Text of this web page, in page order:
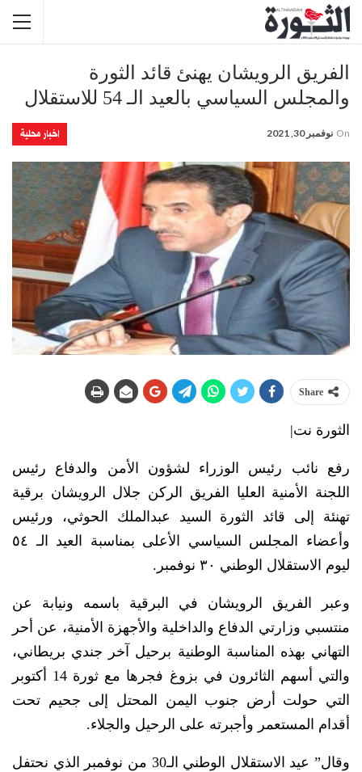
الفريق الرويشان يهنئ قائد الثورة
والمجلس السياسي بالعيد الـ 54 للاستقلال
اخبار محلية On نوفمبر 30, 2021
Share
الثورة نت|
رفع نائب رئيس الوزراء لشؤون الأمن والدفاع رئيس
اللجنة الأمنية العليا الفريق الركن جلال الرويشان برقية
تهنئة إلى قائد الثورة السيد عبدالملك الحوثي، ورئيس
وأعضاء المجلس السياسي الأعلى بمناسبة العيد الـ ٥٤
ليوم الاستقلال الوطني ٣٠ نوفمبر.
وعبر الفريق الرويشان في البرقية باسمه ونيابة عن
منتسبي وزارتي الدفاع والداخلية والأجهزة الأمنية، عن أحر
التهاني بهذه المناسبة الوطنية برحيل آخر جندي بريطاني،
والتي أسهم الثائرون في بزوغ فجرها مع ثورة 14 أكتوبر
التي حولت أرض جنوب اليمن المحتل إلى جحيم تحت
أقدام المستعمر وأجبرته على الرحيل والجلاء.
وقال” عيد الاستقلال الوطني الـ30 من نوفمبر الذي نحتفل